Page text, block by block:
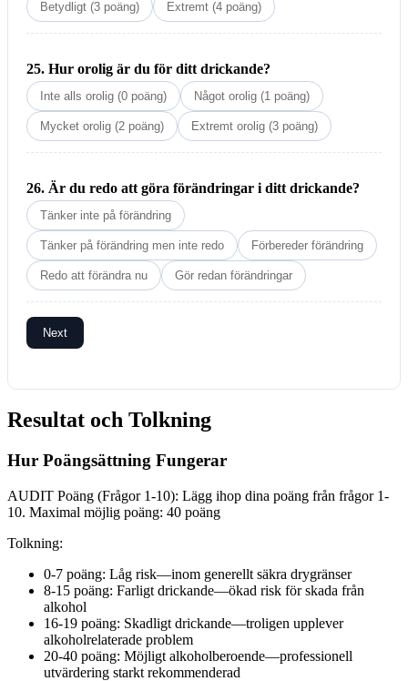
Betydligt (3 poäng) Extremt (4 poäng)
25. Hur orolig är du för ditt drickande?
Inte alls orolig (0 poäng) Något orolig (1 poäng)
Mycket orolig (2 poäng) Extremt orolig (3 poäng)
26. Är du redo att göra förändringar i ditt drickande?
Tänker inte på förändring
Tänker på förändring men inte redo Förbereder förändring
Redo att förändra nu Gör redan förändringar
Next
Resultat och Tolkning
Hur Poängsättning Fungerar
AUDIT Poäng (Frågor 1-10): Lägg ihop dina poäng från frågor 1-
10. Maximal möjlig poäng: 40 poäng
Tolkning:
0-7 poäng: Låg risk—inom generellt säkra drygränser
8-15 poäng: Farligt drickande—ökad risk för skada från
alkohol
16-19 poäng: Skadligt drickande—troligen upplever
alkoholrelaterade problem
20-40 poäng: Möjligt alkoholberoende—professionell
utvärdering starkt rekommenderad